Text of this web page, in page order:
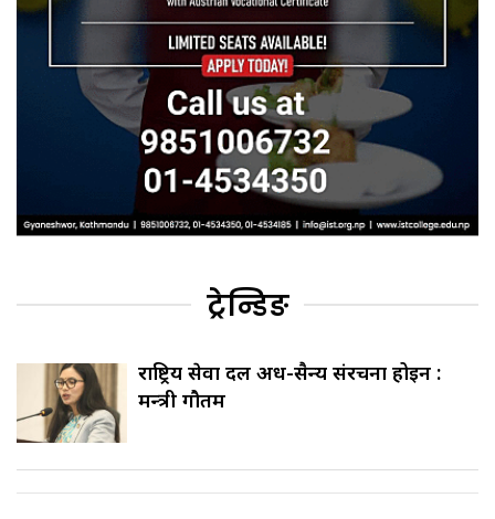
ट्रेन्डिङ
राष्ट्रिय सेवा दल अर्ध-सैन्य संरचना होइन :
मन्त्री गौतम